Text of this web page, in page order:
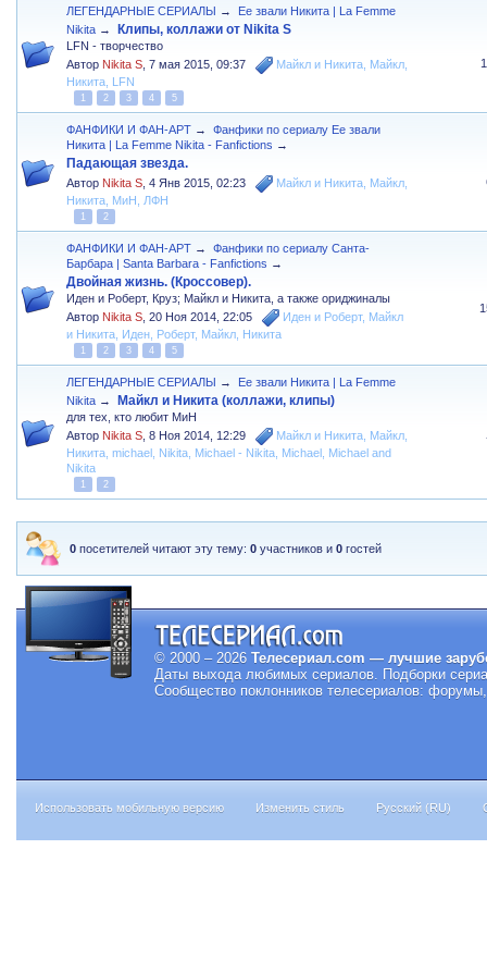
ЛЕГЕНДАРНЫЕ СЕРИАЛЫ →
Ее звали Никита | La Femme
Nikita → Клипы, коллажи от Nikita S
LFN - творчество
Автор Nikita S ,7 мая 2015, 09:37 Майкл и Никита Майкл
Никита
LFN
1 2 3 4 5
ФАНФИКИ И ФАН-АРТ →
Фанфики по сериалу Ее звали
Никита | La Femme Nikita - Fanfictions →
Падающая звезда.
Автор Nikita S ,4 Янв 2015, 02:23 Майкл и Никита Майкл
Никита МиН ЛФН
1 2
ФАНФИКИ И ФАН-АРТ →
Фанфики по сериалу Санта-
Барбара | Santa Barbara - Fanfictions →
Двойная жизнь. (Кроссовер).
Иден и Роберт, Круз; Майкл и Никита, а также ориджиналы
Автор Nikita S ,20 Ноя 2014, 22:05 Иден и Роберт, Майкл
и Никита
Иден Роберт, Майкл Никита
1 2 3 4 5
ЛЕГЕНДАРНЫЕ СЕРИАЛЫ →
Ее звали Никита | La Femme
Nikita → Майкл и Никита (коллажи, клипы)
для тех, кто любит МиН
Автор Nikita S ,8 Ноя 2014, 12:29 Майкл и Никита Майкл
Никита ,michael Nikita Michael - Nikita Michael
Michael and
Nikita
1 2
0 посетителей читают эту тему:0 участников и0 гостей
© 2000 – 2026 Телесериал.com — лучшие
Даты выхода любимых сериалов. Подборки
Сообщество поклонников телесериалов:
Использовать мобильную версию Изменить стиль Русский (RU)